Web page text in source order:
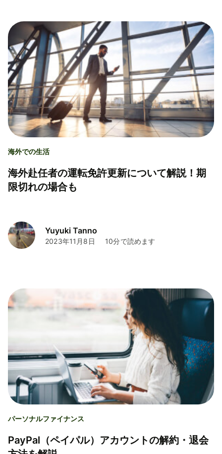
海外での生活
海外赴任者の運転免許更新について解説！期
限切れの場合も
Yuyuki Tanno
2023年11月8日 10分で読めます
パーソナルファイナンス
PayPal（ペイパル）アカウントの解約・退会